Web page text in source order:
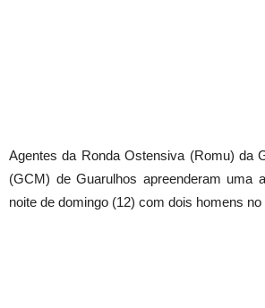
Agentes da Ronda Ostensiva (Romu) da
(GCM) de Guarulhos apreenderam uma
noite de domingo (12) com dois homens